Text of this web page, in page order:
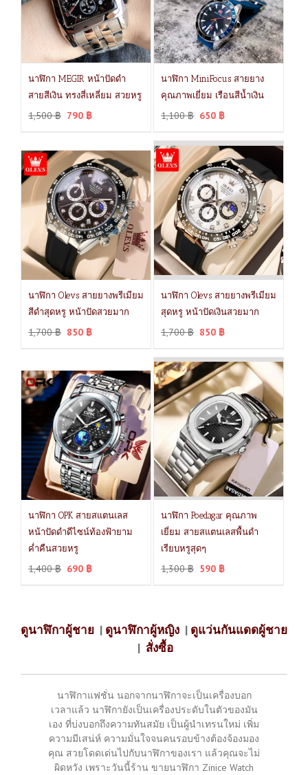
นาฬิกา MEGIR หน้าปัดดำ
สายสีเงิน ทรงสี่เหลี่ยม สวยหรู
1,500฿ 790 ฿
นาฬิกา MiniFocus สายยาง
คุณภาพเยี่ยม เรือนสีน้ำเงิน
1,100฿ 650 ฿
นาฬิกา Olevs สายยางพรีเมียม
สีดำสุดหรู หน้าปัดสวยมาก
1,700฿ 850 ฿
นาฬิกา Olevs สายยางพรีเมียม
สุดหรู หน้าปัดเงินสวยมาก
1,700฿ 850 ฿
นาฬิกา OPK สายสแตนเลส
หน้าปัดดำดีไซน์ท้องฟ้ายาม
ค่ำคืนสวยหรู
1,400฿ 690 ฿
นาฬิกา Poedagar คุณภาพ
เยี่ยม สายสแตนเลสพื้นดำ
เรียบหรูสุดๆ
1,300฿ 590 ฿
ดูนาฬิกาผู้ชาย | ดูนาฬิกาผู้หญิง | ดูแว่นกันแดดผู้ชาย
| สั่งซื้อ
นาฬิกาแฟชั่น นอกจากนาฬิกาจะเป็นเครื่องบอก
เวลาแล้ว นาฬิกายังเป็นเครื่องประดับในตัวของมัน
เอง ที่บ่งบอกถึงความทันสมัย เป็นผู้นำเทรนใหม่ เพิ่ม
ความมีเสน่ห์ ความมั่นใจจนคนรอบข้างต้องจ้องมอง
คุณ สวยโดดเด่นไปกับนาฬิกาของเรา แล้วคุณจะไม่
ผิดหวัง เพราะวันนี้ร้าน ขายนาฬิกา Zinice Watch